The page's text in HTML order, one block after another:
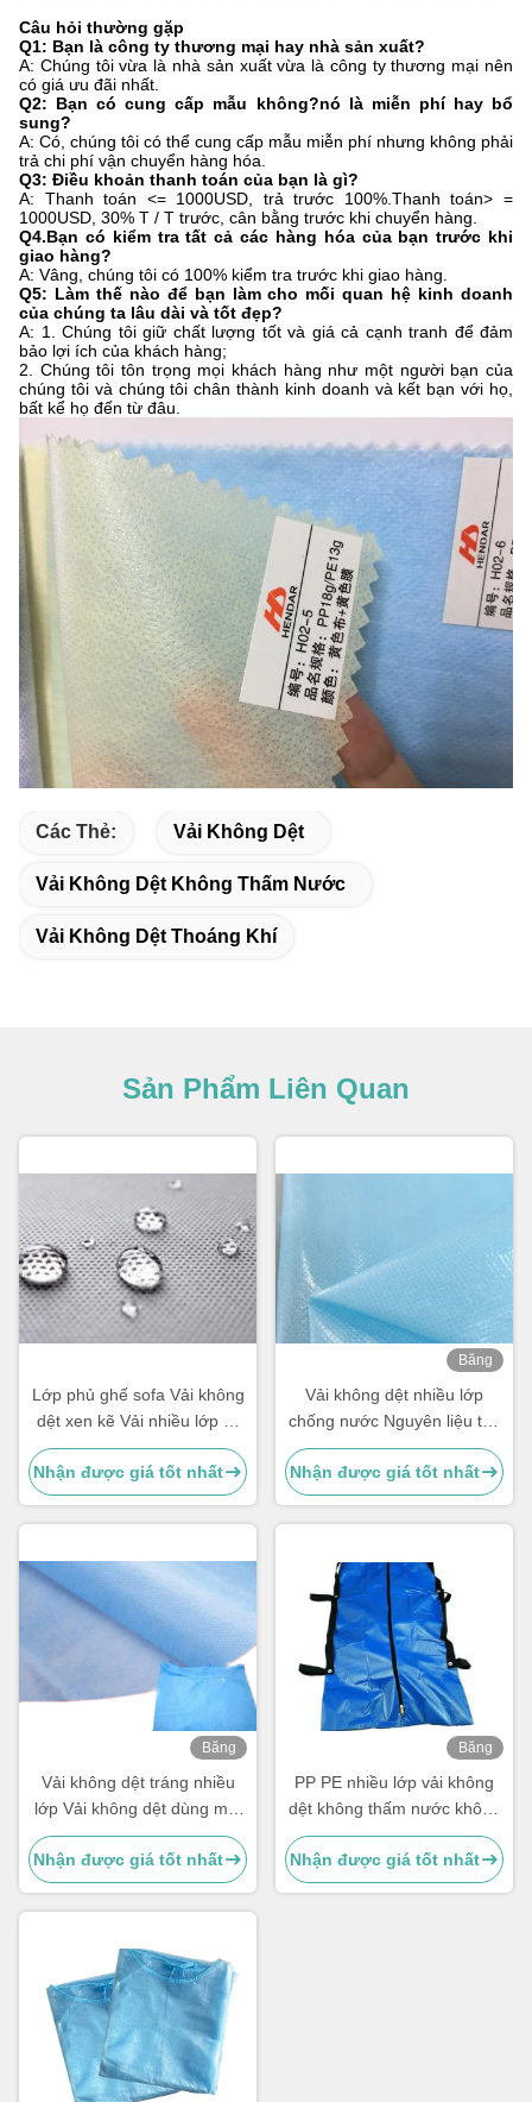
Câu hỏi thường gặp
Q1: Bạn là công ty thương mại hay nhà sản xuất?
A: Chúng tôi vừa là nhà sản xuất vừa là công ty thương mại nên
có giá ưu đãi nhất.
Q2: Bạn có cung cấp mẫu không?nó là miễn phí hay bổ
sung?
A: Có, chúng tôi có thể cung cấp mẫu miễn phí nhưng không phải
trả chi phí vận chuyển hàng hóa.
Q3: Điều khoản thanh toán của bạn là gì?
A: Thanh toán <= 1000USD, trả trước 100%.Thanh toán> =
1000USD, 30% T / T trước, cân bằng trước khi chuyển hàng.
Q4.Bạn có kiểm tra tất cả các hàng hóa của bạn trước khi
giao hàng?
A: Vâng, chúng tôi có 100% kiểm tra trước khi giao hàng.
Q5: Làm thế nào để bạn làm cho mối quan hệ kinh doanh
của chúng ta lâu dài và tốt đẹp?
A: 1. Chúng tôi giữ chất lượng tốt và giá cả cạnh tranh để đảm
bảo lợi ích của khách hàng;
2. Chúng tôi tôn trọng mọi khách hàng như một người bạn của
chúng tôi và chúng tôi chân thành kinh doanh và kết bạn với họ,
bất kể họ đến từ đâu.
Các Thẻ: Vải Không Dệt
Vải Không Dệt Không Thấm Nước
Vải Không Dệt Thoáng Khí
Sản Phẩm Liên Quan
Lớp phủ ghế sofa Vải không
dệt xen kẽ Vải nhiều lớp kỵ
nước / Lớp phủ Vải không
dệt
Nhận được giá tốt nhất
Băng
Vải không dệt nhiều lớp
chống nước Nguyên liệu thô
Độ bền mạnh để sử dụng
trong y tế
Nhận được giá tốt nhất
Băng
hình
Vải không dệt tráng nhiều
lớp Vải không dệt dùng một
lần cho sử dụng y tế
Nhận được giá tốt nhất
Băng
PP PE nhiều lớp vải không
dệt không thấm nước không
độc hại cho túi cơ thể
Nhận được giá tốt nhất